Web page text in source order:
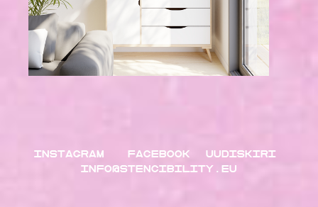
INSTAGRAM FACEBOOK
UUDISKIRI
INFO@STENCIBILITY.EU